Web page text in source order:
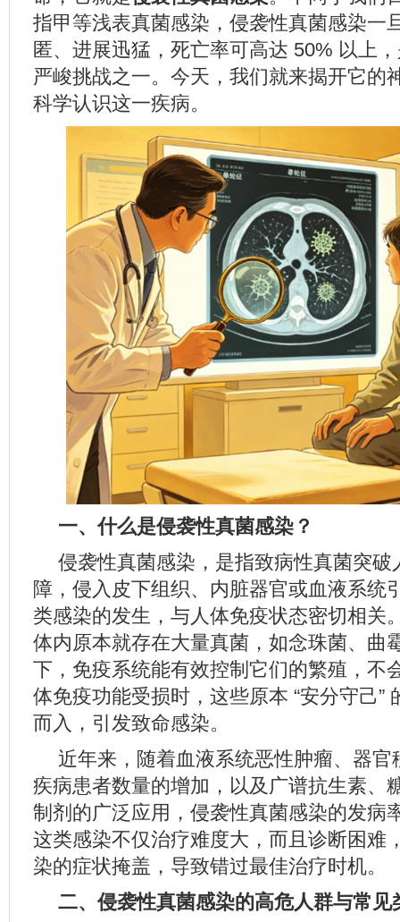
指甲等浅表真菌感染，侵袭性真菌感染一
匿、进展迅猛，死亡率可高达 50% 以上
严峻挑战之一。今天，我们就来揭开它的
科学认识这一疾病。
一、什么是侵袭性真菌感染？
侵袭性真菌感染，是指致病性真菌突破
障，侵入皮下组织、内脏器官或血液系统
类感染的发生，与人体免疫状态密切相关
体内原本就存在大量真菌，如念珠菌、曲
下，免疫系统能有效控制它们的繁殖，不
体免疫功能受损时，这些原本 “安分守己”
而入，引发致命感染。
近年来，随着血液系统恶性肿瘤、器官
疾病患者数量的增加，以及广谱抗生素、
制剂的广泛应用，侵袭性真菌感染的发病
这类感染不仅治疗难度大，而且诊断困难
染的症状掩盖，导致错过最佳治疗时机。
二、侵袭性真菌感染的高危人群与常见